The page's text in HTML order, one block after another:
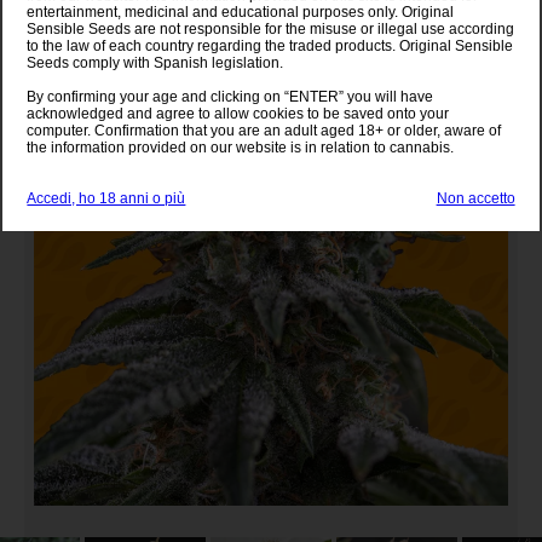
entertainment, medicinal and educational purposes only. Original
Sensible Seeds are not responsible for the misuse or illegal use according
to the law of each country regarding the traded products. Original Sensible
Seeds comply with Spanish legislation.
By confirming your age and clicking on “ENTER” you will have
acknowledged and agree to allow cookies to be saved onto your
computer. Confirmation that you are an adult aged 18+ or older, aware of
the information provided on our website is in relation to cannabis.
Accedi, ho 18 anni o più Non accetto